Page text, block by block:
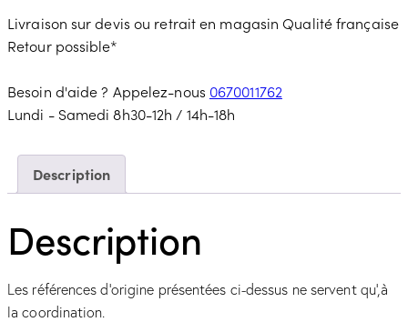
Livraison sur devis ou retrait en magasin Qualité française
Retour possible*
Besoin d'aide ? Appelez-nous 0670011762
Lundi - Samedi 8h30-12h / 14h-18h
Description
Description
Les références d’origine présentées ci-dessus ne servent qu’,à
la coordination.